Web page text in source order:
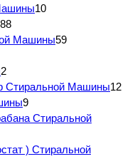
10
88
Машины59
2
Стиральной Машины12
9
Стиральной
) Стиральной